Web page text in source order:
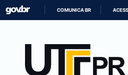
COMUNICA BR